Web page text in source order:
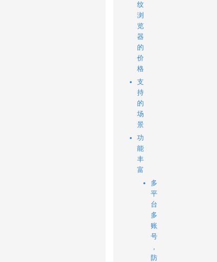
纹
浏
览
器
的
价
格
支
持
的
场
景
功
能
丰
富
多
平
台
多
账
号
，
防